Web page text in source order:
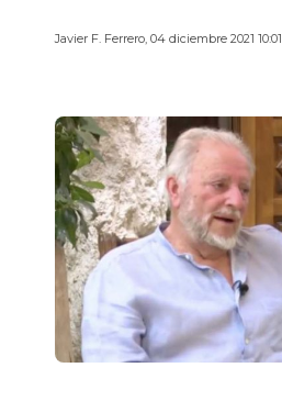
Javier F. Ferrero 04 diciembre 2021 10:01